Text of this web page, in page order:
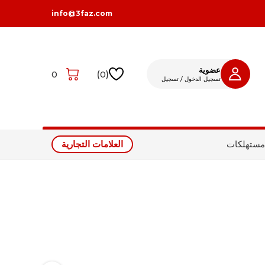
info@3faz.com
عضوية
تسجيل الدخول / تسجيل (
0
)
0
مستهلكات العلامات التجارية